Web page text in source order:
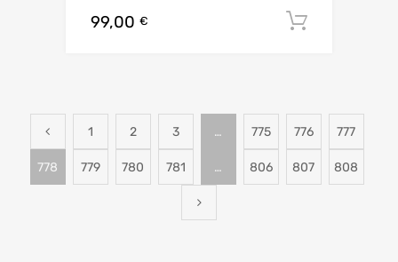
99,00 €
1 2 3 … 775 776 777
778 779 780 781 … 806 807 808